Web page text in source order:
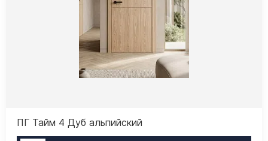
ПГ Тайм 4 Дуб альпийский